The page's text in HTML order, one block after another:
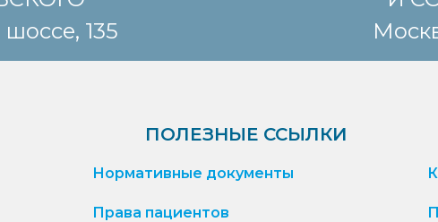
135
ПОЛЕЗНЫЕ ССЫЛКИ
Нормативные документы
Права пациентов